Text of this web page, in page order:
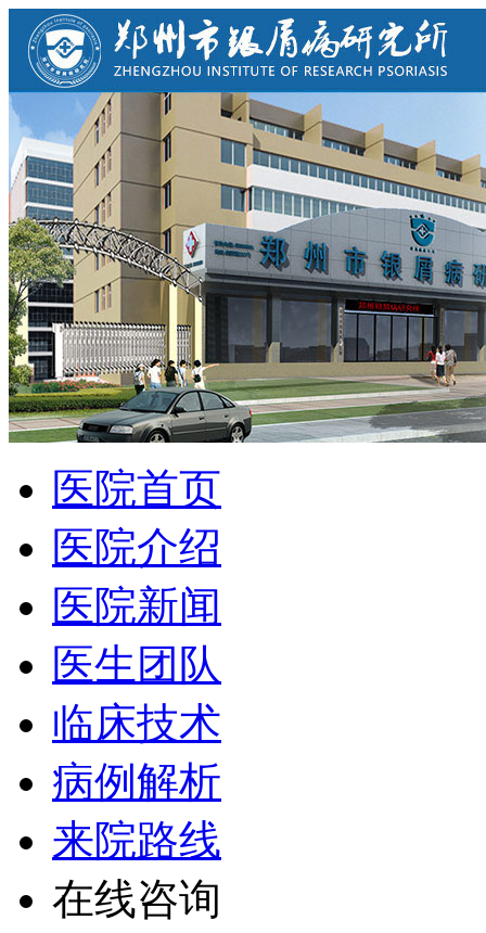
医院首页
医院介绍
医院新闻
医生团队
临床技术
病例解析
来院路线
在线咨询